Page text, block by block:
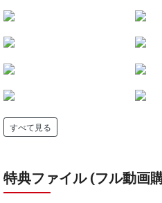
すべて見る
特典ファイル (フル動画